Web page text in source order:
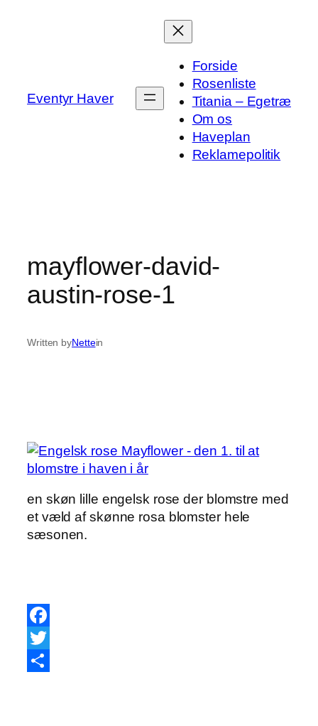
Eventyr Haver
Forside
Rosenliste
Titania – Egetræ
Om os
Haveplan
Reklamepolitik
mayflower-david-
austin-rose-1
Written byNettein
en skøn lille engelsk rose der blomstre med
et væld af skønne rosa blomster hele
sæsonen.
Facebook
Twitter